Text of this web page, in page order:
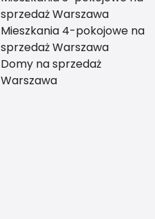
sprzedaż Warszawa
Mieszkania 4-pokojowe na
sprzedaż Warszawa
Domy na sprzedaż
Warszawa